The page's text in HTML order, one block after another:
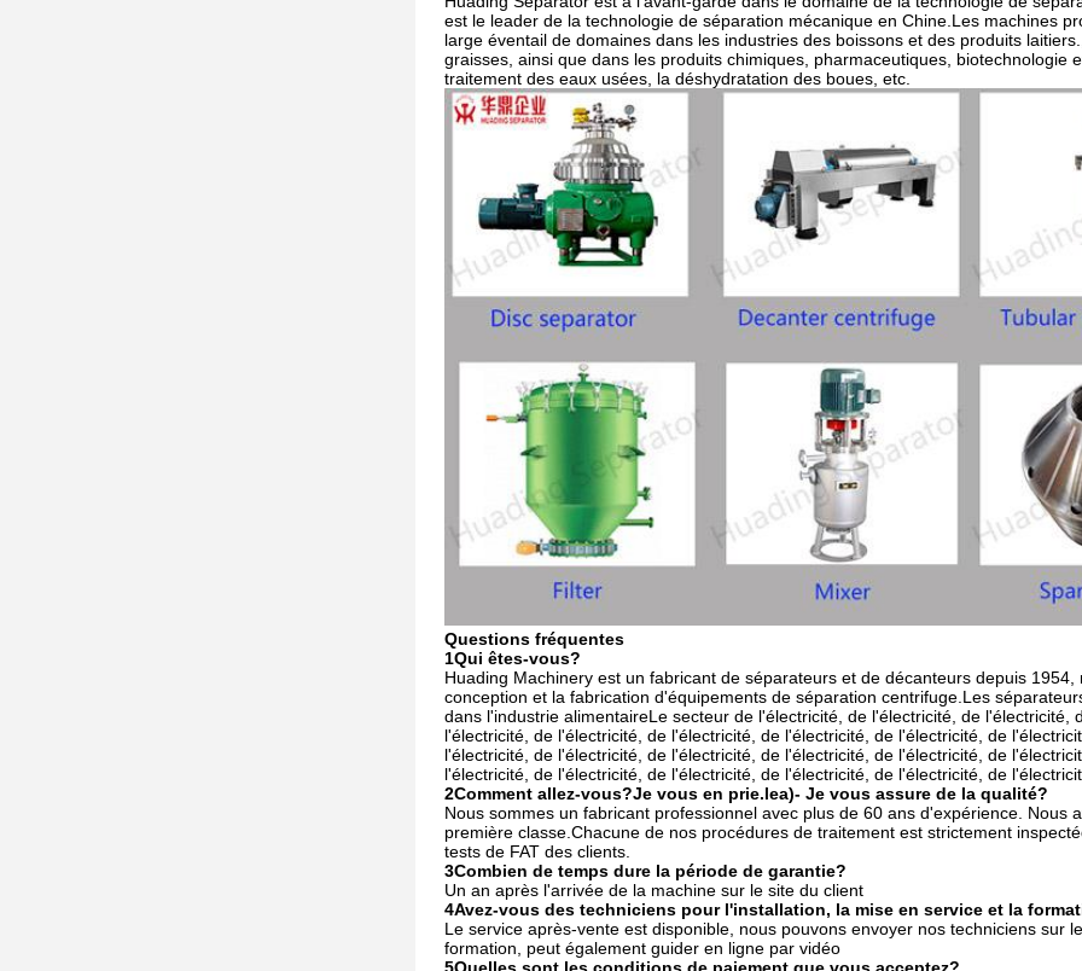
est le leader de la technologie de séparation mécanique en Chine.Les machines
large éventail de domaines dans les industries des boissons et des produits
graisses, ainsi que dans les produits chimiques, pharmaceutiques,
traitement des eaux usées, la déshydratation des boues, etc.
Questions fréquentes
1Qui êtes-vous?
Huading Machinery est un fabricant de séparateurs et de décanteurs depuis
conception et la fabrication d'équipements de séparation centrifuge.Les
dans l'industrie alimentaireLe secteur de l'électricité, de l'électricité, de l'électricité,
l'électricité, de l'électricité, de l'électricité, de l'électricité, de l'électricité, de
l'électricité, de l'électricité, de l'électricité, de l'électricité, de l'électricité, de
l'électricité, de l'électricité, de l'électricité, de l'électricité, de l'électricité, de
2Comment allez-vous?Je vous en prie.lea)- Je vous assure de la qualité?
Nous sommes un fabricant professionnel avec plus de 60 ans d'expérience. Nous
première classe.Chacune de nos procédures de traitement est strictement
tests de FAT des clients.
3Combien de temps dure la période de garantie?
Un an après l'arrivée de la machine sur le site du client
4Avez-vous des techniciens pour l'installation, la mise en service et la
Le service après-vente est disponible, nous pouvons envoyer nos techniciens sur
formation, peut également guider en ligne par vidéo